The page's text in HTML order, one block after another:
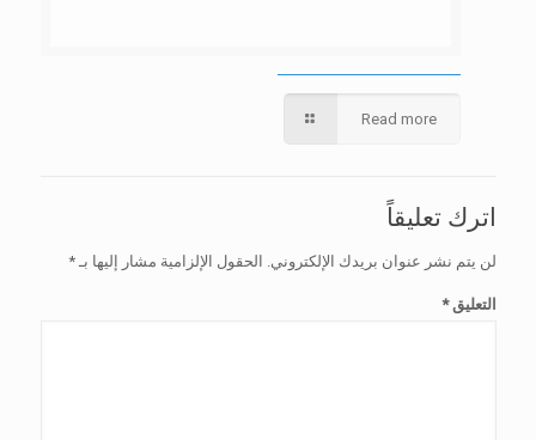
Read more
اترك تعليقاً
لن يتم نشر عنوان بريدك الإلكتروني. الحقول الإلزامية مشار إليها بـ*
التعليق*